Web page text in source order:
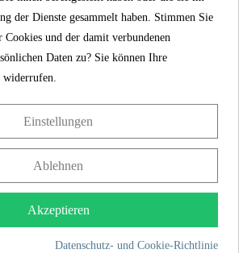
Chrom
Hochdruck
5,7 Cm
30,0 Cm
26,5 Cm
5 Jahre Garantie
der Dienste gesammelt haben. Stimmen Sie
Cookies und der damit verbundenen
Daten zu? Sie können Ihre
Einstellungen
Ablehnen
Akzeptieren
Datenschutz- und Cookie-Richtlinie